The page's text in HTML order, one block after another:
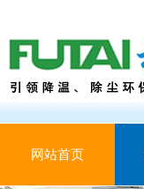
网站首页